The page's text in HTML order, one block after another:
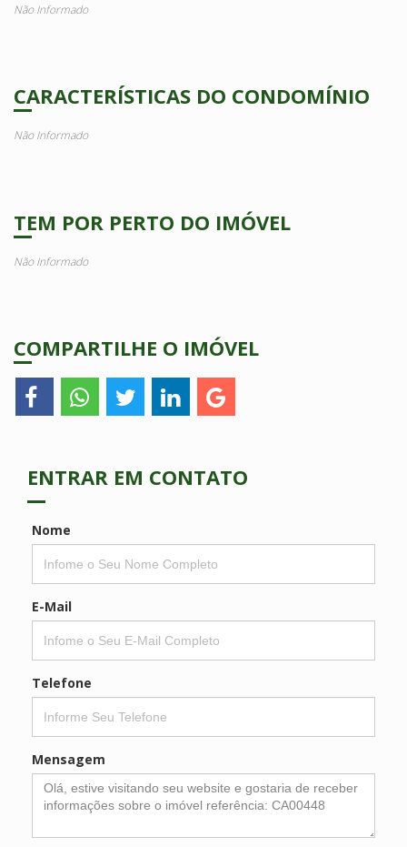
Não Informado
CARACTERÍSTICAS DO CONDOMÍNIO
Não Informado
TEM POR PERTO DO IMÓVEL
Não Informado
COMPARTILHE O IMÓVEL
ENTRAR EM CONTATO
Nome
E-Mail
Telefone
Mensagem